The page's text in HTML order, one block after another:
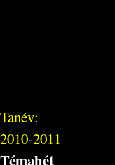
Tanév:
2010-2011
Témahét